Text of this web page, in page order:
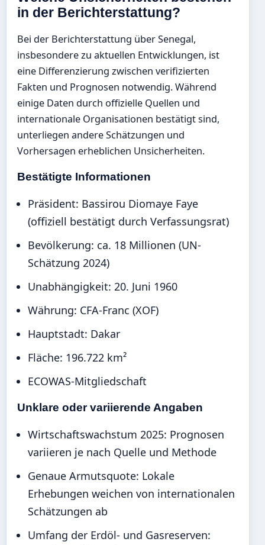
in der Berichterstattung?
Bei der Berichterstattung über Senegal,
insbesondere zu aktuellen Entwicklungen, ist
eine Differenzierung zwischen verifizierten
Fakten und Prognosen notwendig. Während
einige Daten durch offizielle Quellen und
internationale Organisationen bestätigt sind,
unterliegen andere Schätzungen und
Vorhersagen erheblichen Unsicherheiten.
Bestätigte Informationen
Präsident: Bassirou Diomaye Faye
(offiziell bestätigt durch Verfassungsrat)
Bevölkerung: ca. 18 Millionen (UN-
Schätzung 2024)
Unabhängigkeit: 20. Juni 1960
Währung: CFA-Franc (XOF)
Hauptstadt: Dakar
Fläche: 196.722 km²
ECOWAS-Mitgliedschaft
Unklare oder variierende Angaben
Wirtschaftswachstum 2025: Prognosen
variieren je nach Quelle und Methode
Genaue Armutsquote: Lokale
Erhebungen weichen von internationalen
Schätzungen ab
Umfang der Erdöl- und Gasreserven: